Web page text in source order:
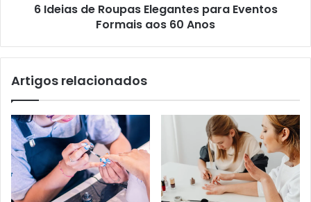
6 Ideias de Roupas Elegantes para Eventos
Formais aos 60 Anos
Artigos relacionados